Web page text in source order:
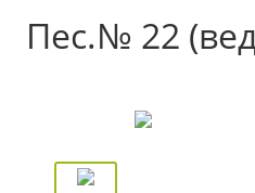
Пес.№ 22